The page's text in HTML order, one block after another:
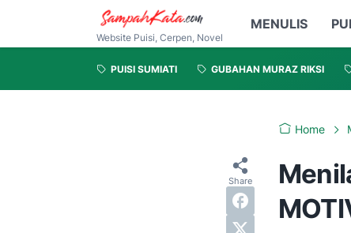
Website Puisi, Cerpen, Novel
MENULIS
PUISI SUMIATI GUBAHAN MURAZ RIKSI
Home